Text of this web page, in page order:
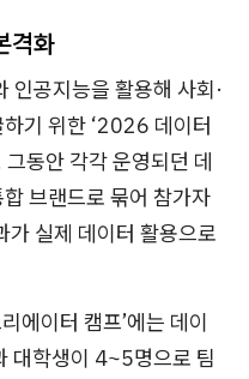
격화
인공지능을 활용해 사회·
기 위한 ‘2026 데이터
동안 각각 운영되던 데
브랜드로 묶어 참가자
가 실제 데이터 활용으로
에이터 캠프’에는 데이
대학생이 4~5명으로 팀